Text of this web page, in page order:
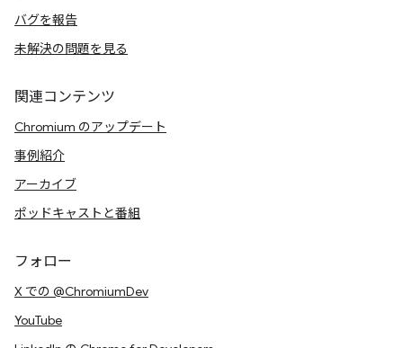
バグを報告
未解決の問題を見る
関連コンテンツ
Chromium のアップデート
事例紹介
アーカイブ
ポッドキャストと番組
フォロー
X での @ChromiumDev
YouTube